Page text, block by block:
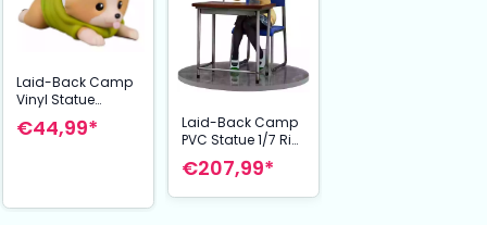
Laid-Back Camp
Vinyl Statue
Chikuwa 14 cm
€44,99*
Laid-Back Camp
PVC Statue 1/7 Rin
Shima: Look What
I Bought Ver. 14
€207,99*